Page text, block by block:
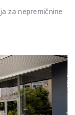
za nepremičnine